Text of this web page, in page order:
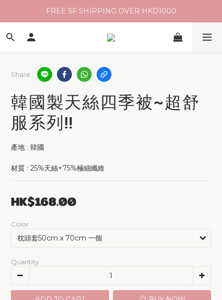
FREE SF SHIPPING OVER HKD1000
Share
韓國製天絲四季被~超舒
服系列!!
產地 : 韓國
材質 : 25%天絲+75%極細纖維
HK$168.00
Color
Quantity